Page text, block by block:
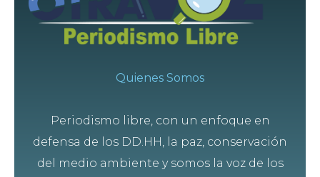
Quienes Somos
Periodismo libre, con un enfoque en
defensa de los DD.HH, la paz, conservación
del medio ambiente y somos la voz de los